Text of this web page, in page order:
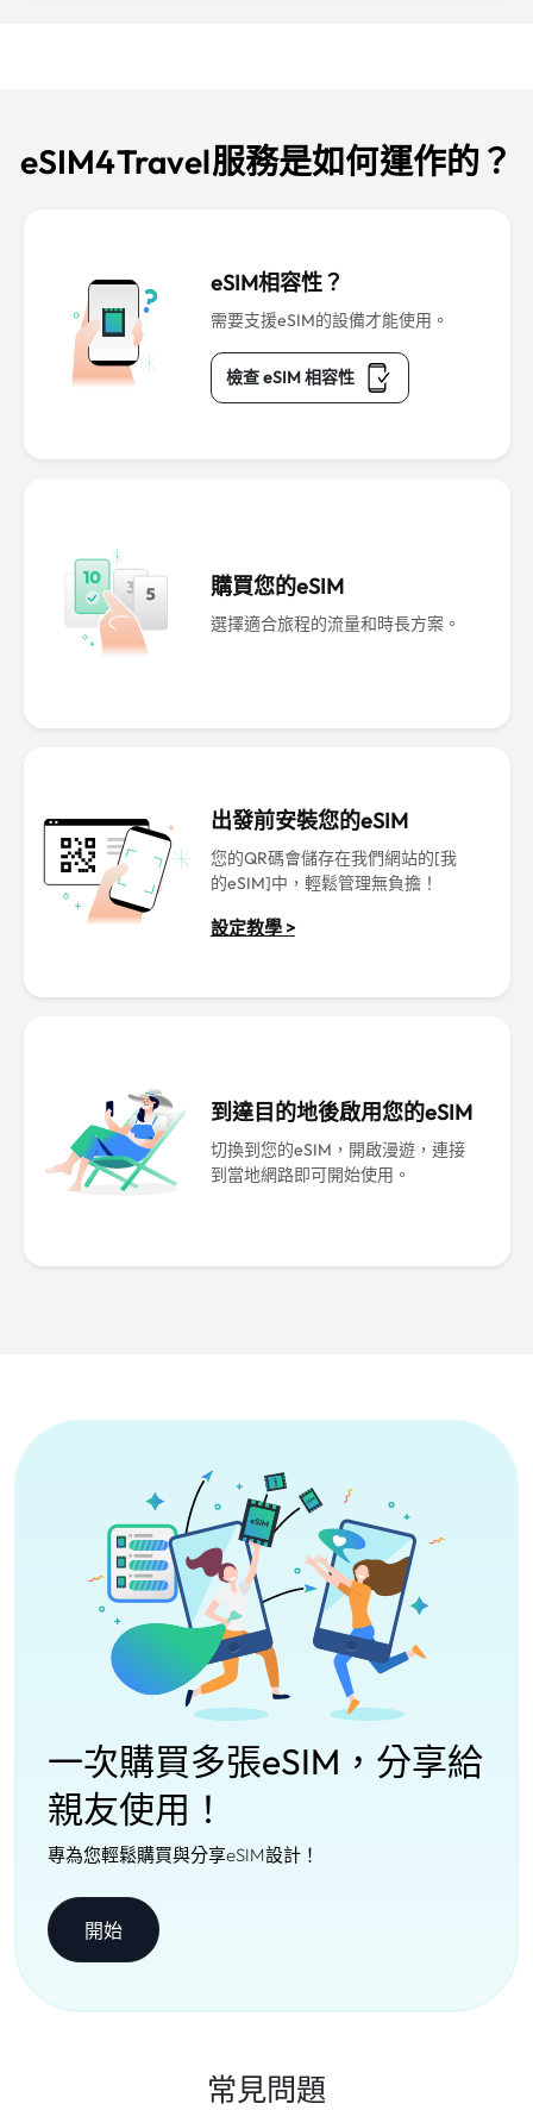
eSIM4Travel服務是如何運作的？
eSIM相容性？
需要支援eSIM的設備才能使用。
檢查 eSIM 相容性
購買您的eSIM
選擇適合旅程的流量和時長方案。
出發前安裝您的eSIM
您的QR碼會儲存在我們網站的[我
的eSIM]中，輕鬆管理無負擔！
設定教學 >
到達目的地後啟用您的eSIM
切換到您的eSIM，開啟漫遊，連接
到當地網路即可開始使用。
一次購買多張eSIM，分享給
親友使用！
專為您輕鬆購買與分享eSIM設計！
開始
常見問題